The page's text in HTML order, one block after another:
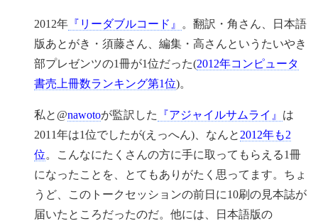
2012年 『リーダブルコード』
。翻訳・角さん、日本語
版あとがき・須藤さん、編集・高さんというたいやき
部プレゼンツの1冊が1位だった(2012年コンピュータ
書売上冊数ランキング第1位)。
私と@nawotoが監訳した 『アジャイルサムライ』 は
2011年は1位でしたが(えっへん)、なんと 2012年も2
位。こんなにたくさんの方に手に取ってもらえる1冊
になったことを、とてもありがたく思ってます。ちょ
うど、このトークセッションの前日に10刷の見本誌が
届いたところだったのだ。他には、日本語版の